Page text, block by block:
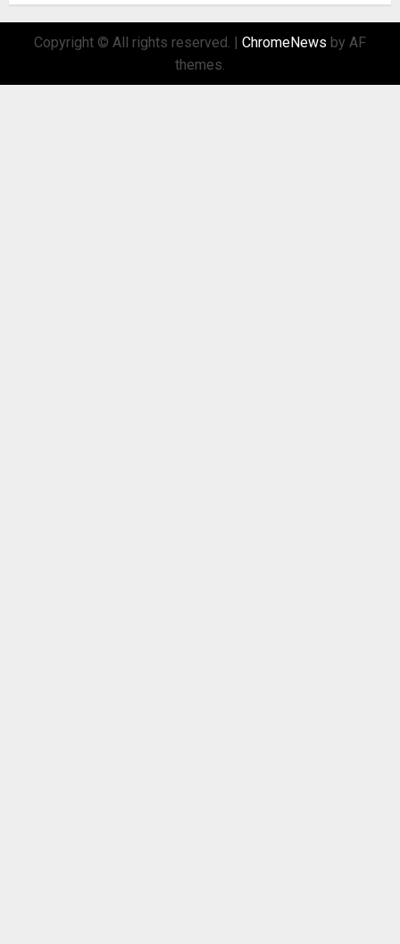
Copyright © All rights reserved. | ChromeNews by AF
themes.